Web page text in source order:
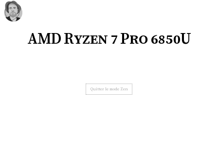
AMD Ryzen 7 Pro 6850U
Quitter le mode Zen